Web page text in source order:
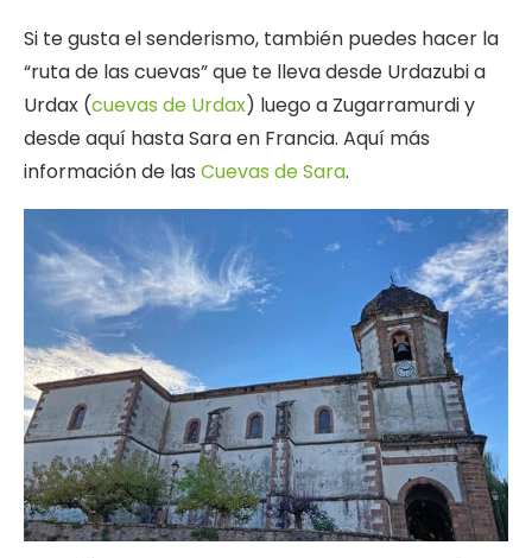
Si te gusta el senderismo, también puedes hacer la
“ruta de las cuevas” que te lleva desde Urdazubi a
Urdax (cuevas de Urdax) luego a Zugarramurdi y
desde aquí hasta Sara en Francia. Aquí más
información de las Cuevas de Sara.